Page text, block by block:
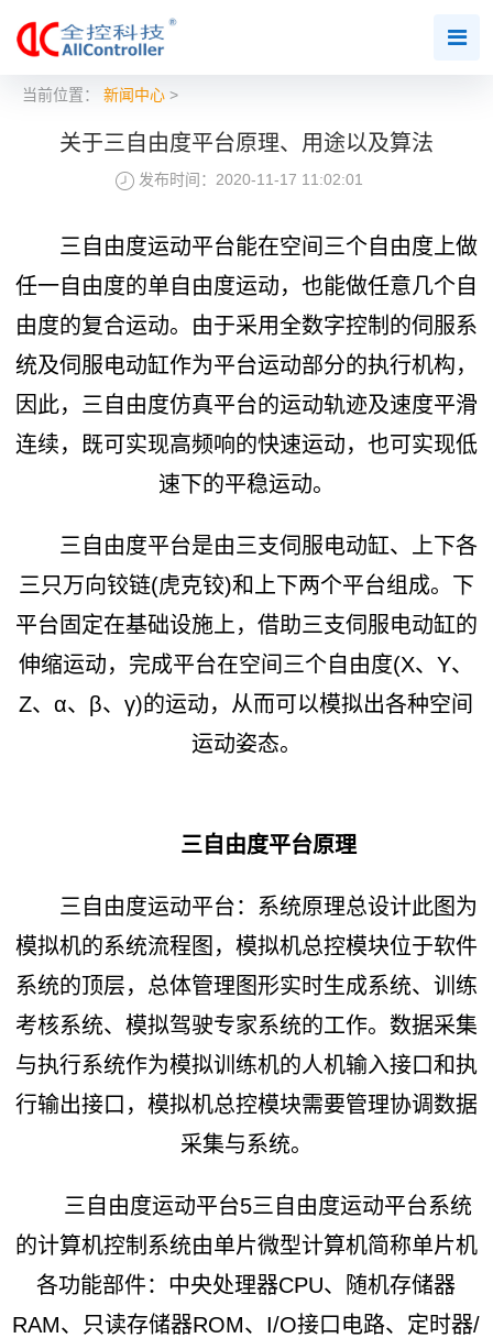
当前位置： 新闻中心>
关于三自由度平台原理、用途以及算法
发布时间：2020-11-17 11:02:01
三自由度运动平台能在空间三个自由度上做
任一自由度的单自由度运动，也能做任意几个自
由度的复合运动。由于采用全数字控制的伺服系
统及伺服电动缸作为平台运动部分的执行机构，
因此，三自由度仿真平台的运动轨迹及速度平滑
连续，既可实现高频响的快速运动，也可实现低
速下的平稳运动。
三自由度平台是由三支伺服电动缸、上下各
三只万向铰链(虎克铰)和上下两个平台组成。下
平台固定在基础设施上，借助三支伺服电动缸的
伸缩运动，完成平台在空间三个自由度(X、Y、
Z、α、β、γ)的运动，从而可以模拟出各种空间
运动姿态。
三自由度平台原理
三自由度运动平台：系统原理总设计此图为
模拟机的系统流程图，模拟机总控模块位于软件
系统的顶层，总体管理图形实时生成系统、训练
考核系统、模拟驾驶专家系统的工作。数据采集
与执行系统作为模拟训练机的人机输入接口和执
行输出接口，模拟机总控模块需要管理协调数据
采集与系统。
三自由度运动平台5三自由度运动平台系统
的计算机控制系统由单片微型计算机简称单片机
各功能部件：中央处理器CPU、随机存储器
RAM、只读存储器ROM、I/O接口电路、定时器/